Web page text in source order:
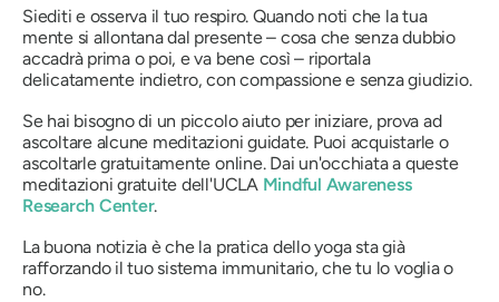
Siediti e osserva il tuo respiro. Quando noti che la tua
mente si allontana dal presente – cosa che senza dubbio
accadrà prima o poi, e va bene così – riportala
delicatamente indietro, con compassione e senza giudizio.
Se hai bisogno di un piccolo aiuto per iniziare, prova ad
ascoltare alcune meditazioni guidate. Puoi acquistarle o
ascoltarle gratuitamente online. Dai un'occhiata a queste
meditazioni gratuite dell'UCLA Mindful Awareness
Research Center.
La buona notizia è che la pratica dello yoga sta già
rafforzando il tuo sistema immunitario, che tu lo voglia o
no.